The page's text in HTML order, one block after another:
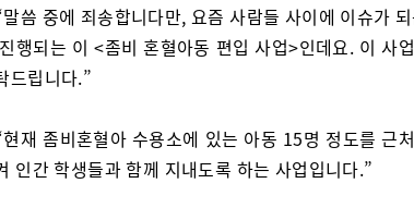
말씀 중에 죄송합니다만, 요즘 사람들 사이에 이슈가
행되는 이 <좀비 혼혈아동 편입 사업>인데요. 이 사
드립니다.”
현재 좀비혼혈아 수용소에 있는 아동 15명 정도를 근
인간 학생들과 함께 지내도록 하는 사업입니다.”